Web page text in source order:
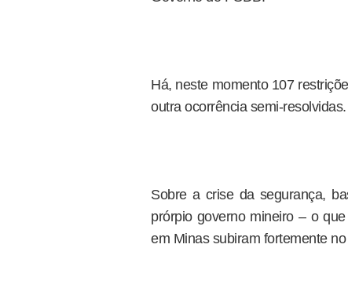
Há, neste momento 107
outra ocorrência semi-
Sobre a crise da segurança,
prórpio governo mineiro – o
em Minas subiram fortemente